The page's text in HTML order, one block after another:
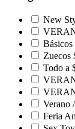
New
Básicos
Zuecos
Todo a
Verano
Feria